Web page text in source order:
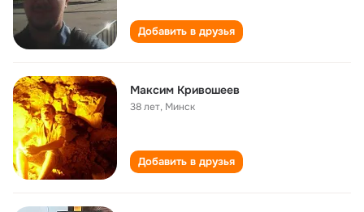
Добавить в друзья
Максим Кривошеев
38 лет, Минск
Добавить в друзья